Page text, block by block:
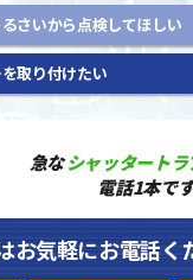
さいから点検してほしい
取り付けたい
急なシャッタートラ
電話1本で
お気軽にお電話く